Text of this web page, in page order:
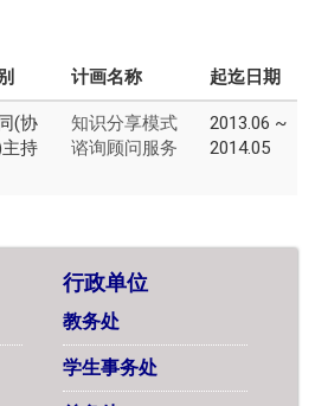
计画名称 起迄日期
(协
持
知识分享模式
谘询顾问服务
2013.06 ~
2014.05
行政单位
教务处
学生事务处